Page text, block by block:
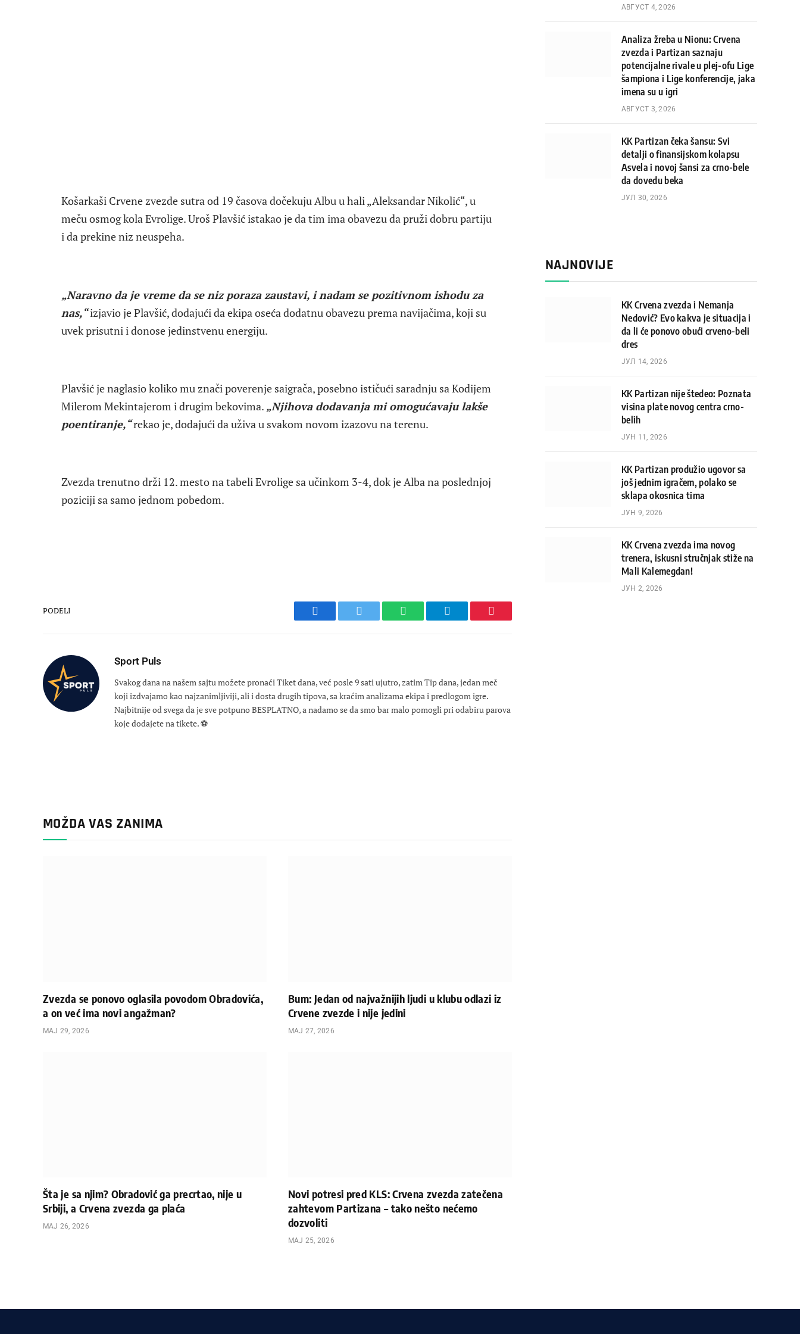
Košarkaši Crvene zvezde sutra od 19 časova dočekuju Albu u hali „Aleksandar Nikolić“, u
meču osmog kola Evrolige. Uroš Plavšić istakao je da tim ima obavezu da pruži dobru partiju
i da prekine niz neuspeha.
„Naravno da je vreme da se niz poraza zaustavi, i nadam se pozitivnom ishodu za
nas,“izjavio je Plavšić, dodajući da ekipa oseća dodatnu obavezu prema navijačima, koji su
uvek prisutni i donose jedinstvenu energiju.
Plavšić je naglasio koliko mu znači poverenje saigrača, posebno ističući saradnju sa Kodijem
Milerom Mekintajerom i drugim bekovima. „Njihova dodavanja mi omogućavaju lakše
poentiranje,“rekao je, dodajući da uživa u svakom novom izazovu na terenu.
Zvezda trenutno drži 12. mesto na tabeli Evrolige sa učinkom 3-4, dok je Alba na poslednjoj
poziciji sa samo jednom pobedom.
PODELI
Facebook Twitter WhatsAppTelegram Pinterest
Sport Puls
Svakog dana na našem sajtu možete pronaći Tiket dana, već posle 9 sati ujutro, zatim Tip dana, jedan meč
koji izdvajamo kao najzanimljiviji, ali i dosta drugih tipova, sa kraćim analizama ekipa i predlogom igre.
Najbitnije od svega da je sve potpuno BESPLATNO, a nadamo se da smo bar malo pomogli pri odabiru parova
koje dodajete na tikete. ⚽
MOŽDA VAS ZANIMA
Zvezda se ponovo oglasila povodom Obradovića,
a on već ima novi angažman?
МАЈ 29, 2026
Bum: Jedan od najvažnijih ljudi u klubu odlazi iz
Crvene zvezde i nije jedini
МАЈ 27, 2026
Šta je sa njim? Obradović ga precrtao, nije u
Srbiji, a Crvena zvezda ga plaća
МАЈ 26, 2026
Novi potresi pred KLS: Crvena zvezda zatečena
zahtevom Partizana – tako nešto nećemo
dozvoliti
МАЈ 25, 2026
АВГУСТ 4, 2026
Analiza žreba u Nionu: Crvena
zvezda i Partizan saznaju
potencijalne rivale u plej-ofu Lige
šampiona i Lige konferencije, jaka
imena su u igri
АВГУСТ 3, 2026
KK Partizan čeka šansu: Svi
detalji o finansijskom kolapsu
Asvela i novoj šansi za crno-bele
da dovedu beka
ЈУЛ 30, 2026
NAJNOVIJE
KK Crvena zvezda i Nemanja
Nedović? Evo kakva je situacija i
da li će ponovo obući crveno-beli
dres
ЈУЛ 14, 2026
KK Partizan nije štedeo: Poznata
visina plate novog centra crno-
belih
ЈУН 11, 2026
KK Partizan produžio ugovor sa
još jednim igračem, polako se
sklapa okosnica tima
ЈУН 9, 2026
KK Crvena zvezda ima novog
trenera, iskusni stručnjak stiže na
Mali Kalemegdan!
ЈУН 2, 2026